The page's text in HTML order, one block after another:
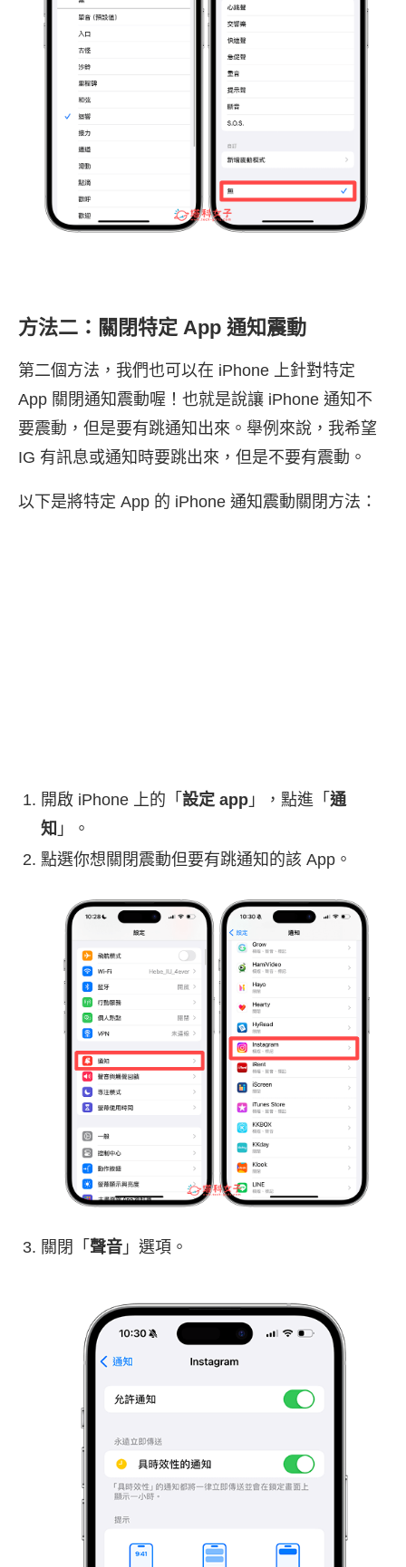
方法二：關閉特定 App 通知震動
第二個方法，我們也可以在 iPhone 上針對特定
App 關閉通知震動喔！也就是說讓 iPhone 通知不
要震動，但是要有跳通知出來。舉例來說，我希望
IG 有訊息或通知時要跳出來，但是不要有震動。
以下是將特定 App 的 iPhone 通知震動關閉方法：
開啟 iPhone 上的「 設定 app 」，點進「 通
知 」。
點選你想關閉震動但要有跳通知的該 App。
關閉「 聲音 」選項。